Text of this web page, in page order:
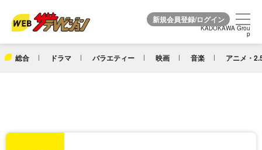
KADOKAWA Grou
p
総合 ドラマ バラエティー 映画 音楽 アニメ・
KADOKAWA Grou
p